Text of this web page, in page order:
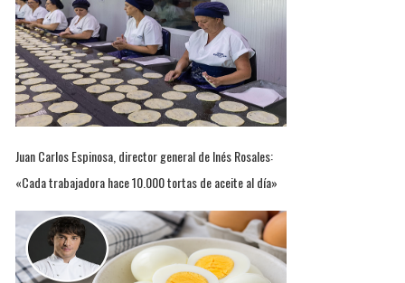
Juan Carlos Espinosa, director general de Inés Rosales:
«Cada trabajadora hace 10.000 tortas de aceite al día»